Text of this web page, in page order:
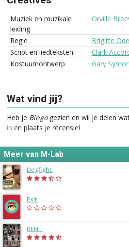
Muziek en muzikale
leiding
Orville
Regie
Brigitte
Script en liedteksten
Clark
Kostuumontwerp
Gary Symor
Wat vind jij?
Heb je Bingogezien en wil je delen
in en plaats je recensie!
Meer van M-Lab
Dogfight
Exit
RENT